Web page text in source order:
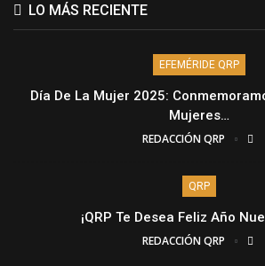
LO MÁS RECIENTE
EFEMÉRIDE QRP
Día De La Mujer 2025:
Mujeres…
REDACCIÓN QRP
QRP
¡QRP Te Desea Feliz Año
REDACCIÓN QRP